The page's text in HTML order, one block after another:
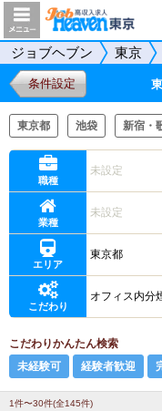
ジョブヘブン 東京
条件設定
東京都 池袋 新宿・
職種
未設定
業種
未設定
エリア
東京都
こだわり
オフィス内分
こだわりかんたん検索
未経験可
経験者歓迎
1件〜30件(全145件)